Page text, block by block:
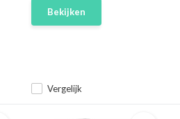
Vergelijk
Bekijken